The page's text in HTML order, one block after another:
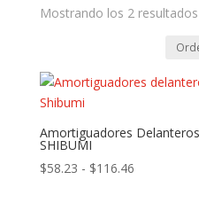
Mostrando los 2 resultados
Amortiguadores
SHIBUMI
$58.23 - $116.46Rango